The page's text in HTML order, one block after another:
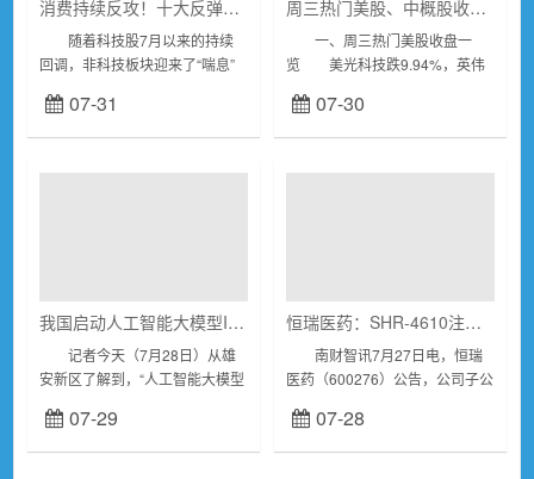
消费持续反攻！十大反弹概念一览
随着科技股7月以来的持续
回调，非科技板块迎来了“喘息”
显示，食品饮料7月以来上涨
11.96%，居行业涨幅榜前列。退
07-31
周三热门美股、中概股收盘一览
一、周三热门美股收盘一
览 美光科技跌9.94%，英伟
果跌0.56%，微软跌0.71%，超
威半导体跌5.51%，英特...
07-30
我国启动人工智能大模型IPv6能力提升专项行动
记者今天（7月28日）从雄
安新区了解到，“人工智能大模型
信办联合北京、上海、浙江、深
圳四地网信办，会同5家头部大
07-29
恒瑞医药：SHR-4610注射液等5个药品获得药物临床试验批准通知书
南财智讯7月27日电，恒瑞
医药（600276）公告，公司子公
司、上海盛迪医药有限公司近日
收到国家药品监督管...
07-28